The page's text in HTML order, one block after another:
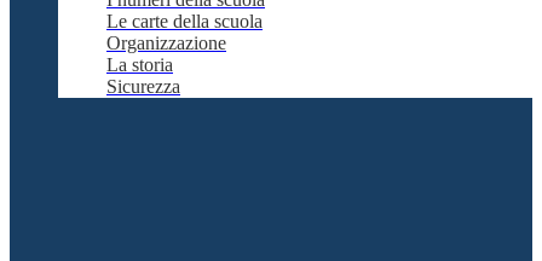
Le carte della scuola
Organizzazione
La storia
Sicurezza